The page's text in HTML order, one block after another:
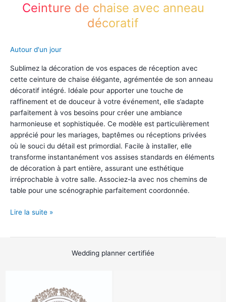
Ceinture de chaise avec anneau
décoratif
Autour d'un jour
Sublimez la décoration de vos espaces de réception avec
cette ceinture de chaise élégante, agrémentée de son anneau
décoratif intégré. Idéale pour apporter une touche de
raffinement et de douceur à votre événement, elle s’adapte
parfaitement à vos besoins pour créer une ambiance
harmonieuse et sophistiquée. Ce modèle est particulièrement
apprécié pour les mariages, baptêmes ou réceptions privées
où le souci du détail est primordial. Facile à installer, elle
transforme instantanément vos assises standards en éléments
de décoration à part entière, assurant une esthétique
irréprochable à votre salle. Associez-la avec nos chemins de
table pour une scénographie parfaitement coordonnée.
Ceinture
Lire la suite »
Wedding planner certifiée